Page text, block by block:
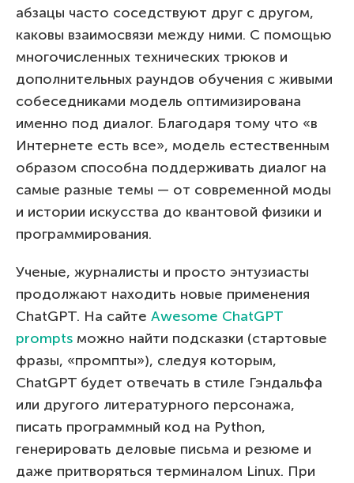
абзацы часто соседствуют друг с другом,
каковы взаимосвязи между ними. С помощью
многочисленных технических трюков и
дополнительных раундов обучения с живыми
собеседниками модель оптимизирована
именно под диалог. Благодаря тому что «в
Интернете есть все», модель естественным
образом способна поддерживать диалог на
самые разные темы — от современной моды
и истории искусства до квантовой физики и
программирования.
Ученые, журналисты и просто энтузиасты
продолжают находить новые применения
ChatGPT. На сайте Awesome ChatGPT
prompts можно найти подсказки (стартовые
фразы, «промпты»), следуя которым,
ChatGPT будет отвечать в стиле Гэндальфа
или другого литературного персонажа,
писать программный код на Python,
генерировать деловые письма и резюме и
даже притворяться терминалом Linux. При